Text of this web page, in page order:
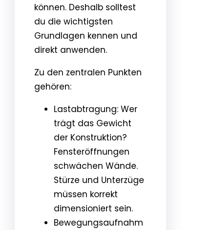
können. Deshalb solltest
du die wichtigsten
Grundlagen kennen und
direkt anwenden.
Zu den zentralen Punkten
gehören:
Lastabtragung: Wer
trägt das Gewicht
der Konstruktion?
Fensteröffnungen
schwächen Wände.
Stürze und Unterzüge
müssen korrekt
dimensioniert sein.
Bewegungsaufnahm